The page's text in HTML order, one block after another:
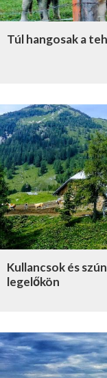
Túl hangosak a
Kullancsok és
legelőkön